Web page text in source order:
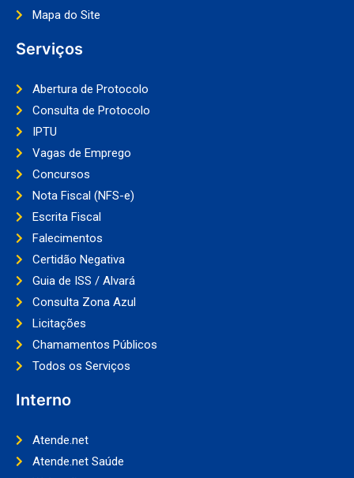
Mapa do Site
Serviços
Abertura de Protocolo
Consulta de Protocolo
IPTU
Vagas de Emprego
Concursos
Nota Fiscal (NFS-e)
Escrita Fiscal
Falecimentos
Certidão Negativa
Guia de ISS / Alvará
Consulta Zona Azul
Licitações
Chamamentos Públicos
Todos os Serviços
Interno
Atende.net
Atende.net Saúde